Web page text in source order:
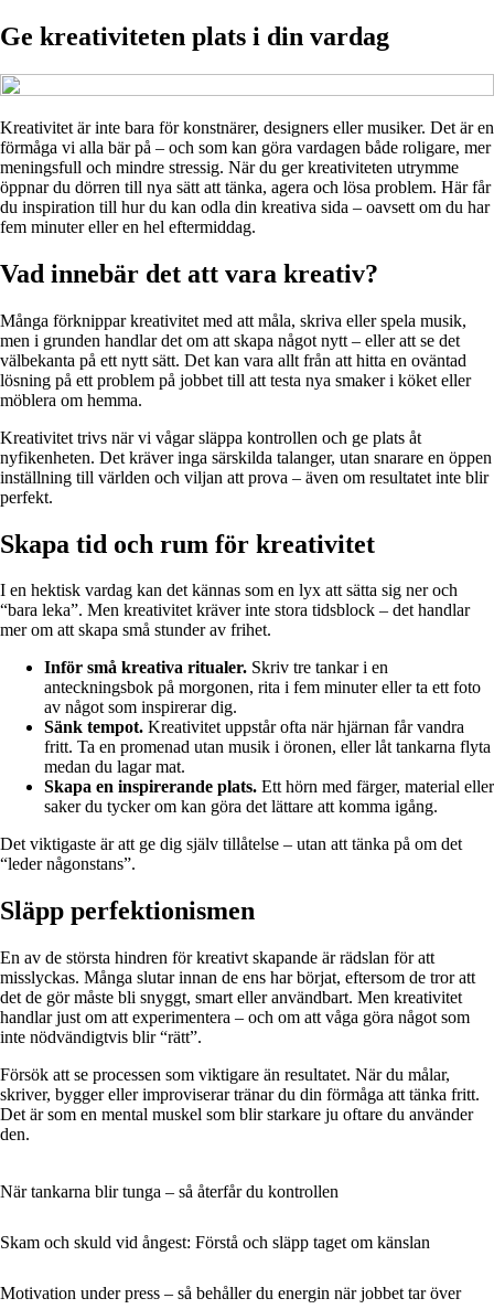
Ge kreativiteten plats i din vardag
Kreativitet är inte bara för konstnärer, designers eller musiker. Det är en
förmåga vi alla bär på – och som kan göra vardagen både roligare, mer
meningsfull och mindre stressig. När du ger kreativiteten utrymme
öppnar du dörren till nya sätt att tänka, agera och lösa problem. Här får
du inspiration till hur du kan odla din kreativa sida – oavsett om du har
fem minuter eller en hel eftermiddag.
Vad innebär det att vara kreativ?
Många förknippar kreativitet med att måla, skriva eller spela musik,
men i grunden handlar det om att skapa något nytt – eller att se det
välbekanta på ett nytt sätt. Det kan vara allt från att hitta en oväntad
lösning på ett problem på jobbet till att testa nya smaker i köket eller
möblera om hemma.
Kreativitet trivs när vi vågar släppa kontrollen och ge plats åt
nyfikenheten. Det kräver inga särskilda talanger, utan snarare en öppen
inställning till världen och viljan att prova – även om resultatet inte blir
perfekt.
Skapa tid och rum för kreativitet
I en hektisk vardag kan det kännas som en lyx att sätta sig ner och
“bara leka”. Men kreativitet kräver inte stora tidsblock – det handlar
mer om att skapa små stunder av frihet.
Inför små kreativa ritualer. Skriv tre tankar i en
anteckningsbok på morgonen, rita i fem minuter eller ta ett foto
av något som inspirerar dig.
Sänk tempot. Kreativitet uppstår ofta när hjärnan får vandra
fritt. Ta en promenad utan musik i öronen, eller låt tankarna flyta
medan du lagar mat.
Skapa en inspirerande plats. Ett hörn med färger, material eller
saker du tycker om kan göra det lättare att komma igång.
Det viktigaste är att ge dig själv tillåtelse – utan att tänka på om det
“leder någonstans”.
Släpp perfektionismen
En av de största hindren för kreativt skapande är rädslan för att
misslyckas. Många slutar innan de ens har börjat, eftersom de tror att
det de gör måste bli snyggt, smart eller användbart. Men kreativitet
handlar just om att experimentera – och om att våga göra något som
inte nödvändigtvis blir “rätt”.
Försök att se processen som viktigare än resultatet. När du målar,
skriver, bygger eller improviserar tränar du din förmåga att tänka fritt.
Det är som en mental muskel som blir starkare ju oftare du använder
den.
När tankarna blir tunga – så återfår du kontrollen
Skam och skuld vid ångest: Förstå och släpp taget om känslan
Motivation under press – så behåller du energin när jobbet tar över